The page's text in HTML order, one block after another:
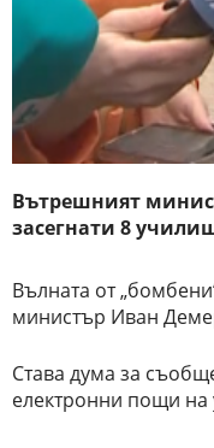
Вътрешният
засегнати 8
Вълната от
министър Иван
Става дума за
електронни пощи на